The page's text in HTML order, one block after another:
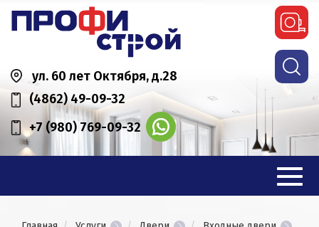
ул. 60 лет Октября, д.28
(4862) 49-09-32
+7 (980) 769-09-32